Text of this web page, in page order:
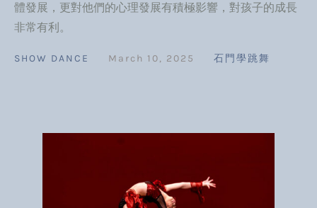
體發展，更對他們的心理發展有積極影響，對孩子的成長
非常有利。
SHOW DANCE March 10, 2025 石門學跳舞